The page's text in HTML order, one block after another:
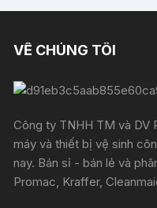
VỀ CHÚNG TÔI
Công ty TNHH TM và DV
máy và thiết bị vệ sinh
nay. Bán sỉ - bán lẻ và
Promac, Kraffer,